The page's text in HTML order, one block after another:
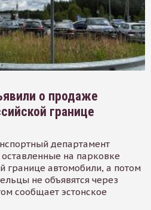
о продаже
границе
департамент
на парковке
границе автомобили, а потом
не объявятся через
сообщает эстонское